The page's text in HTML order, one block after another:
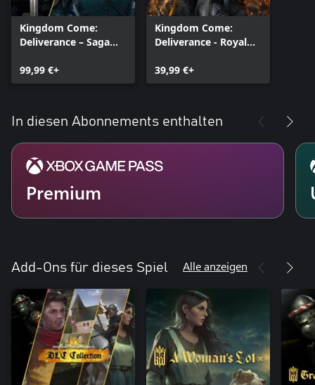
Kingdom Come:
Deliverance – Saga
99,99 €+
Kingdom Come:
Deliverance - Royal
39,99 €+
In diesen Abonnements enthalten
Premium
Add-Ons für dieses Spiel Alle anzeigen